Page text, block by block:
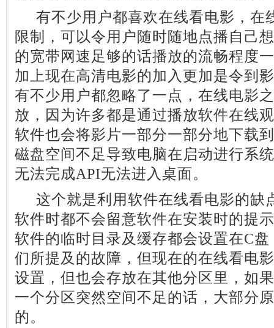
有不少用户都喜欢在线看电影，在
限制，可以令用户随时随地点播自己
的宽带网速足够的话播放的流畅程度
加上现在高清电影的加入更加是令到
有不少用户都忽略了一点，在线电影
放，因为许多都是通过播放软件在线
软件也会将影片一部分一部分地下载
磁盘空间不足导致电脑在启动进行系
无法完成API无法进入桌面。
这个就是利用软件在线看电影的缺
软件时都不会留意软件在安装时的提
软件的临时目录及缓存都会设置在C
们所提及的故障，但现在的在线看电
设置，但也会存放在其他分区里，如
一个分区突然空间不足的话，大部分
的。